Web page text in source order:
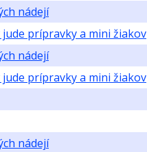
nádejí
prípravky a mini žiakov
nádejí
prípravky a mini žiakov
nádejí